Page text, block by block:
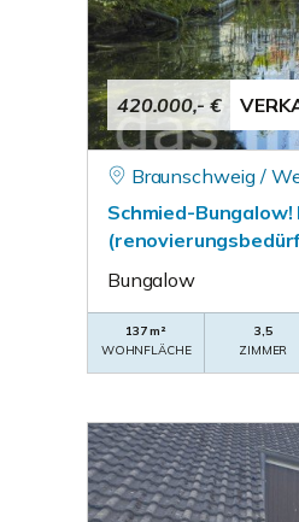
420.000,- €
Braunschweig /
Schmied-
Bungalow
137 m²
WOHNFLÄCHE
3,5
ZIMMER